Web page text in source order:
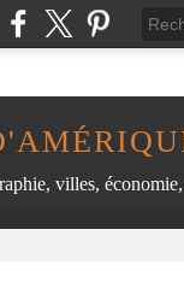
villes,